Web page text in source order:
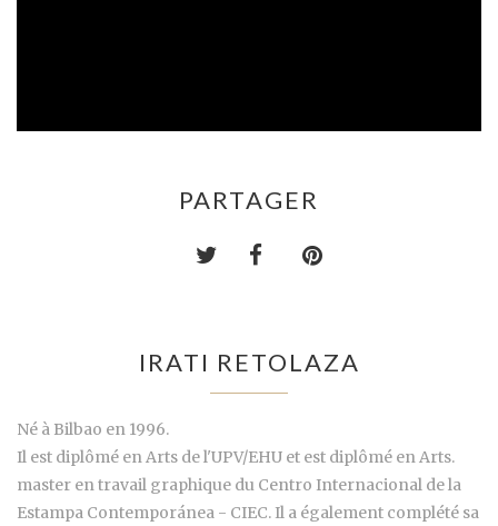
PARTAGER
IRATI RETOLAZA
Né à Bilbao en 1996.
Il est diplômé en Arts de l'UPV/EHU et est diplômé en Arts.
master en travail graphique du Centro Internacional de la
Estampa Contemporánea - CIEC. Il a également complété sa